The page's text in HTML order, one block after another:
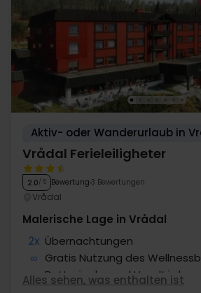
Aktiv- oder Wanderurlaub in
Vrådal Ferieleiligheter
2.0/ 5 Bewertung 3 Bewertungen
Vrådal
Malerische Lage in Vrådal
2x Übernachtungen
∞ Gratis Nutzung des
∞ Bettwäsche und Handtücher
Alles sehen, was enthalten ist